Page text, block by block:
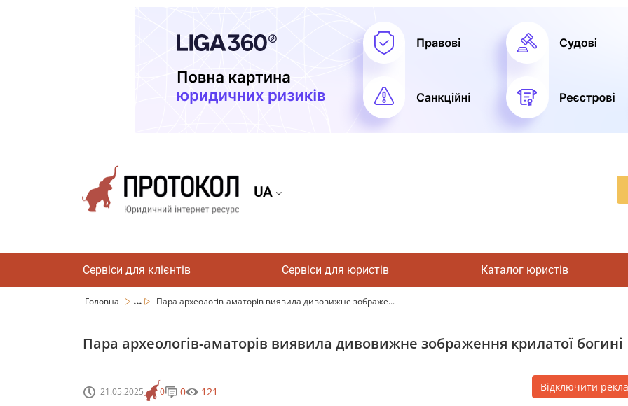
UA
Сервіси для клієнтів Сервіси для юристів Каталог юристів
Головна ... Пара археологів-аматорів виявила дивовижне зображе...
Пара археологів-аматорів виявила дивовижне зображення крилатої богині
21.05.2025 0 0 121 Відключити